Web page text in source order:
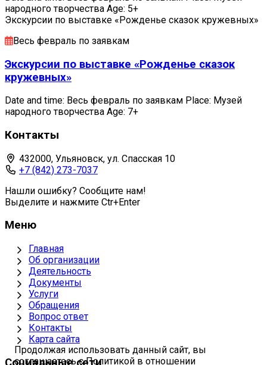
народного творчества Age: 5+
Экскурсии по выставке «Рожденье сказок кружевных»
Весь февраль по заявкам
Экскурсии по выставке «Рожденье сказок
кружевных»
Date and time: Весь февраль по заявкам Place: Музей
народного творчества Age: 7+
Контакты
432000, Ульяновск, ул. Спасская 10
+7 (842) 273-7037
Нашли ошибку? Сообщите нам!
Выделите и нажмите Ctr+Enter
Меню
Главная
Об организации
Деятельность
Документы
Услуги
Обращения
Вопрос ответ
Контакты
Карта сайта
Продолжая использовать данный сайт, вы
соглашаетесь с Политикой в отношении